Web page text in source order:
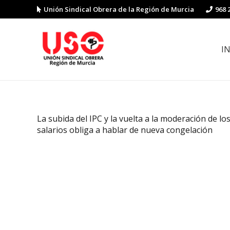
Unión Sindical Obrera de la Región de Murcia 968
La subida del IPC y la vuelta a la moderación de los
salarios obliga a hablar de nueva congelación